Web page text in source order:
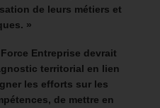
de leurs métiers et
»
Entreprise devrait
territorial en lien
les efforts sur les
de mettre en